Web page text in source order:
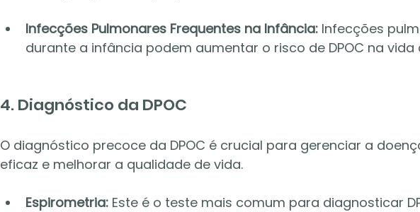
Infecções Pulmonares Frequentes na Infância: Infecções
durante a infância podem aumentar o risco de DPOC na vida
4. Diagnóstico da DPOC
O diagnóstico precoce da DPOC é crucial para gerenciar a
eficaz e melhorar a qualidade de vida.
Espirometria: Este é o teste mais comum para diagnosticar